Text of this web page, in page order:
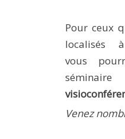
Pour ceux
localisés
vous
Venez